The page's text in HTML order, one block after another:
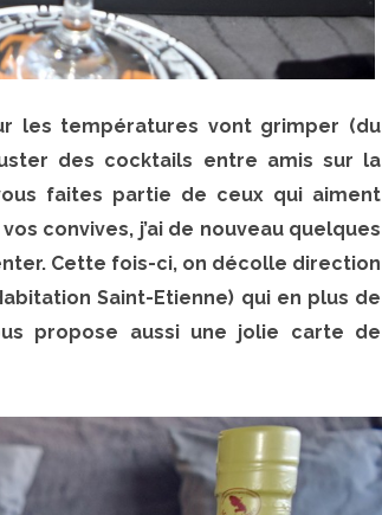
les températures vont grimper (du
des cocktails entre amis sur la
faites partie de ceux qui aiment
convives, j’ai de nouveau quelques
Cette fois-ci, on décolle direction
Saint-Etienne) qui en plus de
propose aussi une jolie carte de